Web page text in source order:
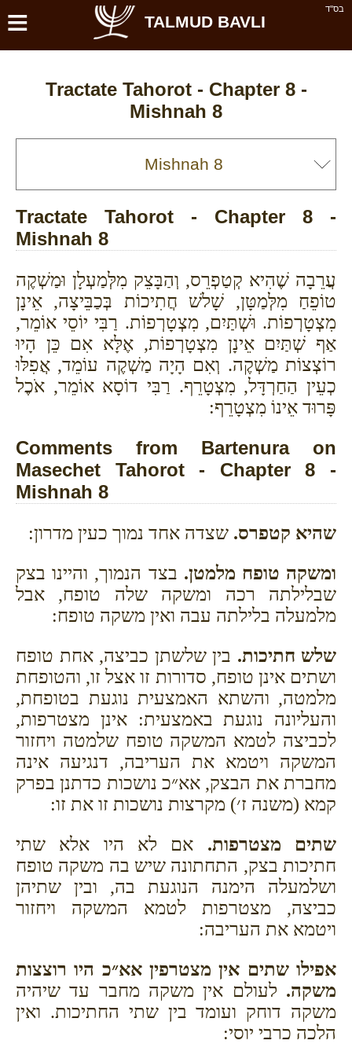
בס''ד ≡ TALMUD BAVLI
Tractate Tahorot - Chapter 8 -
Mishnah 8
Tractate Tahorot - Chapter 8 -
Mishnah 8
עֲרֵבָה שֶׁהִיא קְטַפְרֵס, וְהַבָּצֵק מִלְּמַעְלָן וּמַשְׁקֶה
טוֹפֵחַ מִלְּמַטָּן, שָׁלשׁ חֲתִיכוֹת בְּכַבֵּיצָה, אֵינָן
מִצְטָרְפוֹת. וּשְׁתַּיִם, מִצְטָרְפוֹת. רַבִּי יוֹסֵי אוֹמֵר,
אַף שְׁתַּיִם אֵינָן מִצְטָרְפוֹת, אֶלָּא אִם כֵּן הָיוּ
רוֹצְצוֹת מַשְׁקֶה. וְאִם הָיָה מַשְׁקֶה עוֹמֵד, אֲפִלּוּ
כְעֵין הַחַרְדָּל, מִצְטָרֵף. רַבִּי דוֹסָא אוֹמֵר, אֹכֶל
פָּרוּד אֵינוֹ מִצְטָרֵף:
Comments from Bartenura on
Masechet Tahorot - Chapter 8 -
Mishnah 8
שהיא קטפרס. שצדה אחד נמוך כעין מדרון:
ומשקה טופח מלמטן. בצד הנמוך, והיינו בצק
שבלילתה רכה ומשקה שלה טופח, אבל
מלמעלה בלילתה עבה ואין משקה טופח:
שלש חתיכות. בין שלשתן כביצה, אחת טופח
ושתים אינן טופח, סדורות זו אצל זו, והטופחת
מלמטה, והשתא האמצעית נוגעת בטופחת,
והעליונה נוגעת באמצעית: אינן מצטרפות,
לכביצה לטמא המשקה טופח שלמטה ויחזור
המשקה ויטמא את העריבה, דנגיעה אינה
מחברת את הבצק, אא״כ נושכות כדתנן בפרק
קמא (משנה ז׳) מקרצות נושכות זו את זו:
שתים מצטרפות. אם לא היו אלא שתי
חתיכות בצק, התחתונה שיש בה משקה טופח
ושלמעלה הימנה הנוגעת בה, ובין שתיהן
כביצה, מצטרפות לטמא המשקה ויחזור
ויטמא את העריבה:
אפילו שתים אין מצטרפין אא״כ היו רוצצות
משקה. לעולם אין משקה מחבר עד שיהיה
משקה דוחק ועומד בין שתי החתיכות. ואין
הלכה כרבי יוסי: